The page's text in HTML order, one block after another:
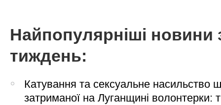
Найпопулярніші новини
тиждень:
Катування та сексуальне насильство
затриманої на Луганщині волонтерки: